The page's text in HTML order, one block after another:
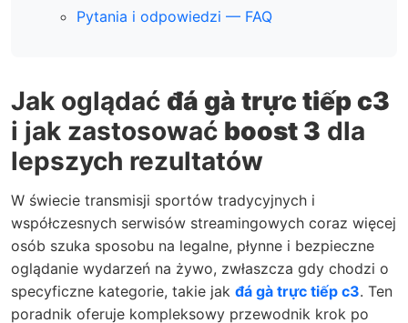
Pytania i odpowiedzi — FAQ
Jak oglądać đá gà trực tiếp c3
i jak zastosować boost 3 dla
lepszych rezultatów
W świecie transmisji sportów tradycyjnych i
współczesnych serwisów streamingowych coraz więcej
osób szuka sposobu na legalne, płynne i bezpieczne
oglądanie wydarzeń na żywo, zwłaszcza gdy chodzi o
specyficzne kategorie, takie jak đá gà trực tiếp c3. Ten
poradnik oferuje kompleksowy przewodnik krok po